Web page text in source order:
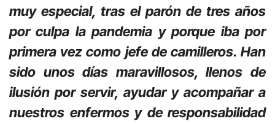
muy especial, tras el parón de tres años
por culpa la pandemia y porque iba por
primera vez como jefe de camilleros. Han
sido unos días maravillosos, llenos de
ilusión por servir, ayudar y acompañar a
nuestros enfermos y de responsabilidad